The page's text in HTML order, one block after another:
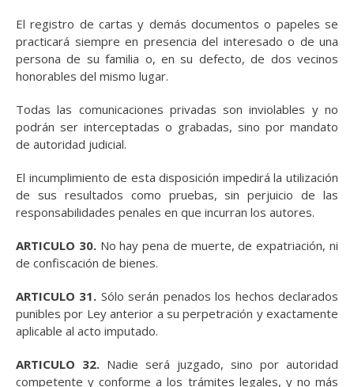
El registro de cartas y demás documentos o papeles se
practicará siempre en presencia del interesado o de una
persona de su familia o, en su defecto, de dos vecinos
honorables del mismo lugar.
Todas las comunicaciones privadas son inviolables y no
podrán ser interceptadas o grabadas, sino por mandato
de autoridad judicial.
El incumplimiento de esta disposición impedirá la utilización
de sus resultados como pruebas, sin perjuicio de las
responsabilidades penales en que incurran los autores.
ARTICULO 30.No hay pena de muerte, de expatriación, ni
de confiscación de bienes.
ARTICULO 31. Sólo serán penados los hechos declarados
punibles por Ley anterior a su perpetración y exactamente
aplicable al acto imputado.
ARTICULO 32. Nadie será juzgado, sino por autoridad
competente y conforme a los trámites legales, y no más